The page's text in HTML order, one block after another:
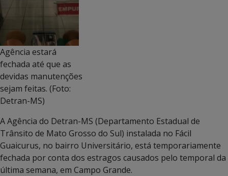
Agência estará
fechada até que as
devidas manutenções
sejam feitas. (Foto:
Detran-MS)
A Agência do Detran-MS (Departamento Estadual de
Trânsito de Mato Grosso do Sul) instalada no Fácil
Guaicurus, no bairro Universitário, está temporariamente
fechada por conta dos estragos causados pelo temporal da
última semana, em Campo Grande.